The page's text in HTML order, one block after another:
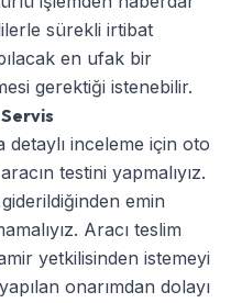
sürekli irtibat
en ufak bir
gerektiği istenebilir.
detaylı inceleme için oto
testini yapmalıyız.
emin
Aracı teslim
yetkilisinden istemeyi
onarımdan dolayı